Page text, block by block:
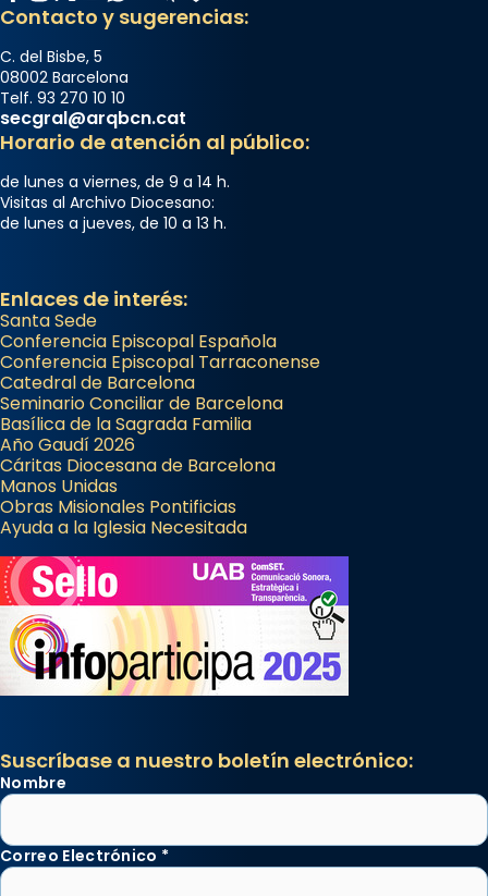
Contacto y sugerencias:
C. del Bisbe, 5
08002 Barcelona
Telf. 93 270 10 10
secgral@arqbcn.cat
Horario de atención al público:
de lunes a viernes, de 9 a 14 h.
Visitas al Archivo Diocesano:
de lunes a jueves, de 10 a 13 h.
Enlaces de interés:
Santa Sede
Conferencia Episcopal Española
Conferencia Episcopal Tarraconense
Catedral de Barcelona
Seminario Conciliar de Barcelona
Basílica de la Sagrada Familia
Año Gaudí 2026
Cáritas Diocesana de Barcelona
Manos Unidas
Obras Misionales Pontificias
Ayuda a la Iglesia Necesitada
Suscríbase a nuestro boletín electrónico:
Nombre
Correo Electrónico *